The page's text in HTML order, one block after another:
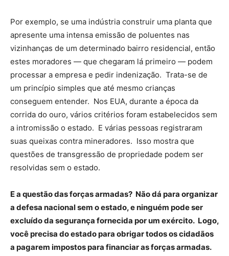
Por exemplo, se uma indústria construir uma planta que
apresente uma intensa emissão de poluentes nas
vizinhanças de um determinado bairro residencial, então
estes moradores — que chegaram lá primeiro — podem
processar a empresa e pedir indenização. Trata-se de
um princípio simples que até mesmo crianças
conseguem entender. Nos EUA, durante a época da
corrida do ouro, vários critérios foram estabelecidos sem
a intromissão o estado. E várias pessoas registraram
suas queixas contra mineradores. Isso mostra que
questões de transgressão de propriedade podem ser
resolvidas sem o estado.
E a questão das forças armadas? Não dá para organizar
a defesa nacional sem o estado, e ninguém pode ser
excluído da segurança fornecida por um exército. Logo,
você precisa do estado para obrigar todos os cidadãos
a pagarem impostos para financiar as forças armadas.